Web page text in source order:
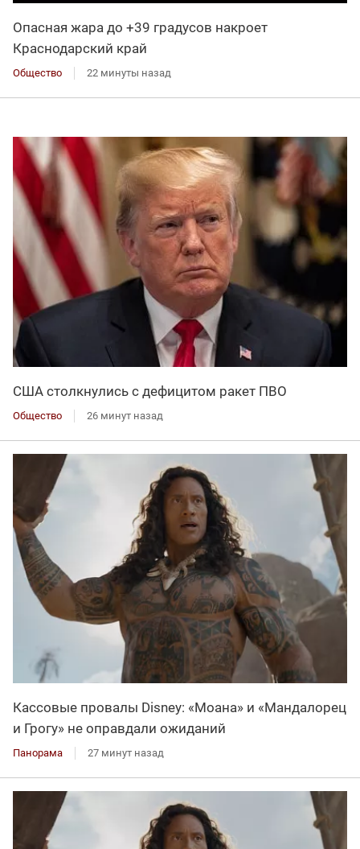
Опасная жара до +39 градусов накроет
Краснодарский край
Общество 22 минуты назад
США столкнулись с дефицитом ракет ПВО
Общество 26 минут назад
Кассовые провалы Disney: «Моана» и «Мандалорец
и Грогу» не оправдали ожиданий
Панорама 27 минут назад